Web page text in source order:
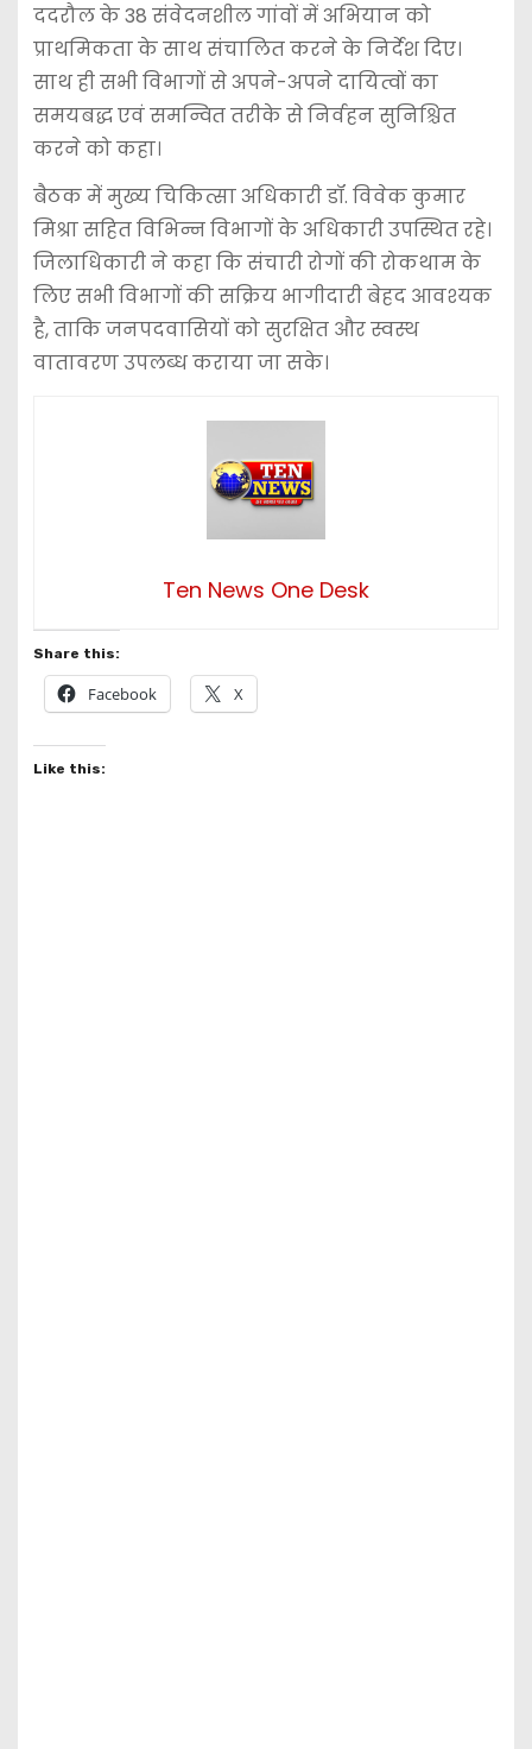
ददरौल के 38 संवेदनशील गांवों में अभियान को
प्राथमिकता के साथ संचालित करने के निर्देश दिए।
साथ ही सभी विभागों से अपने-अपने दायित्वों का
समयबद्ध एवं समन्वित तरीके से निर्वहन सुनिश्चित
करने को कहा।
बैठक में मुख्य चिकित्सा अधिकारी डॉ. विवेक कुमार
मिश्रा सहित विभिन्न विभागों के अधिकारी उपस्थित रहे।
जिलाधिकारी ने कहा कि संचारी रोगों की रोकथाम के
लिए सभी विभागों की सक्रिय भागीदारी बेहद आवश्यक
है, ताकि जनपदवासियों को सुरक्षित और स्वस्थ
वातावरण उपलब्ध कराया जा सके।
Ten News One Desk
Share this:
Facebook X
Like this: